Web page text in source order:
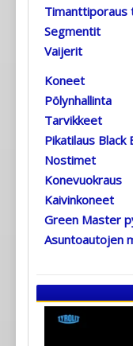
Timanttiporaus
Segmentit
Vaijerit
Koneet
Pölynhallinta
Tarvikkeet
Pikatilaus Black
Nostimet
Konevuokraus
Kaivinkoneet
Green Master
Asuntoautojen